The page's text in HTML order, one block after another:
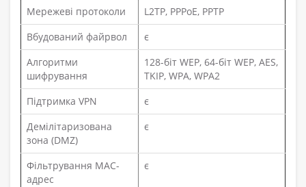
Мережеві протоколи
L2TP, PPPoE, PPTP
Вбудований файрвол
є
Алгоритми
шифрування
128-біт WEP, 64-біт WEP, AES,
TKIP, WPA, WPA2
Підтримка VPN
є
Демілітаризована
зона (DMZ)
є
Фільтрування MAC-
адрес
є